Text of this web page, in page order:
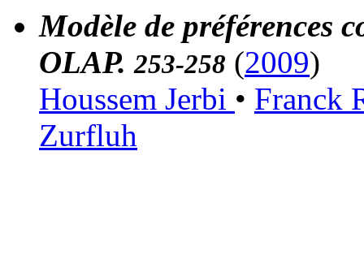
Modèle de préférences
OLAP.253-258 (2009)
Houssem Jerbi • Franck
Zurfluh